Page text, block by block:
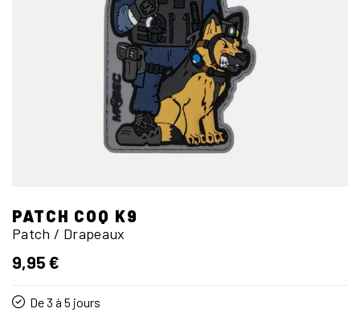
PATCH COQ K9
Patch / Drapeaux
9,95 €
De 3 à 5 jours